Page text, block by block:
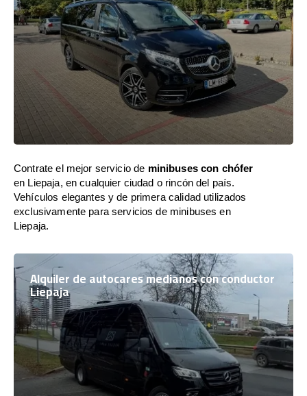
Contrate el mejor servicio de minibuses con chófer
en Liepaja, en cualquier ciudad o rincón del país.
Vehículos elegantes y de primera calidad utilizados
exclusivamente para servicios de minibuses en
Liepaja.
Alquiler de autocares medianos con conductor
Liepaja